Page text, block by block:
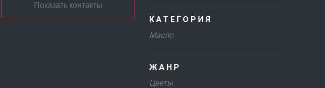
Показать контакты
КАТЕГОРИЯ
Масло
ЖАНР
Цветы